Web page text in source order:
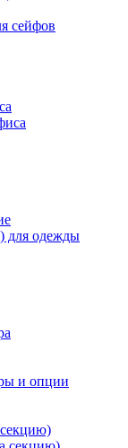
сейфов
для одежды
и опции